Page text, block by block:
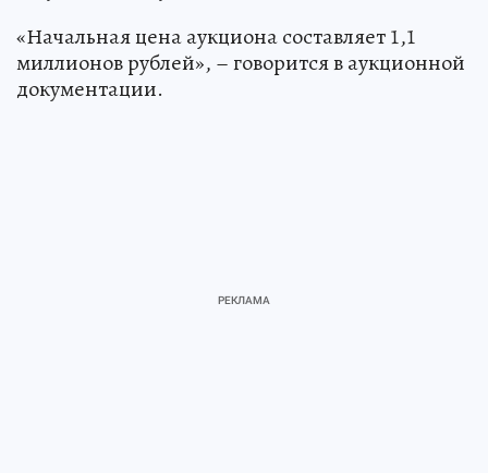
«Начальная цена аукциона составляет 1,1
миллионов рублей», – говорится в аукционной
документации.